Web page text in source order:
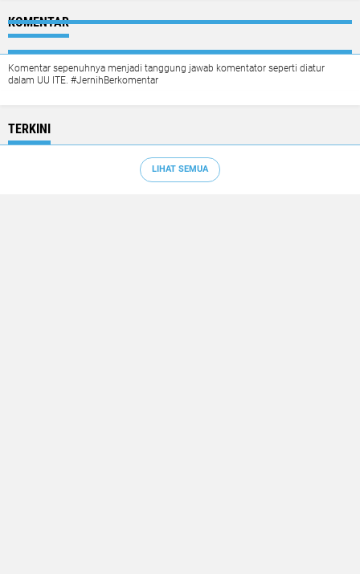
KOMENTAR
Komentar sepenuhnya menjadi tanggung jawab komentator seperti diatur
dalam UU ITE. #JernihBerkomentar
TERKINI
LIHAT SEMUA